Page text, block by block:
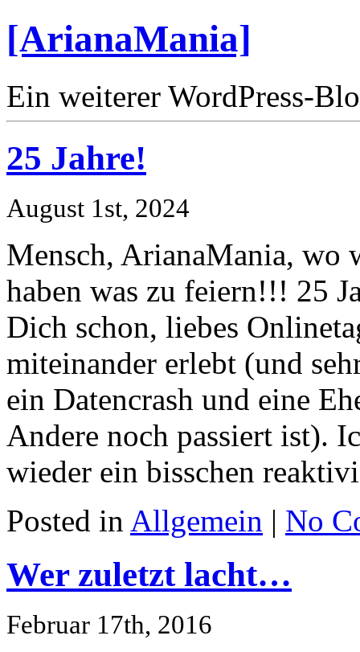
[ArianaMania]
Ein weiterer WordPress-
25 Jahre!
August 1st, 2024
Mensch, ArianaMania, wo
haben was zu feiern!!! 25
Dich schon, liebes
miteinander erlebt (und
ein Datencrash und eine
Andere noch passiert ist).
wieder ein bisschen
Posted in Allgemein | No
Wer zuletzt lacht…
Februar 17th, 2016